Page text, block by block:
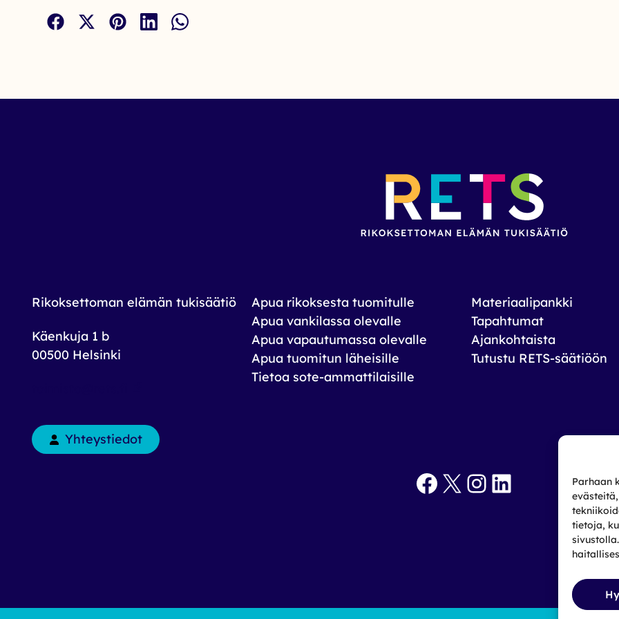
Parhaan
tietoja,
Rikoksettoman elämän tukisäätiö
Käenkuja 1 b
00500 Helsinki
Yhteystiedot
Apua rikoksesta tuomitulle
Apua vankilassa olevalle
Apua vapautumassa olevalle
Apua tuomitun läheisille
Tietoa sote-ammattilaisille
Materiaalipankki
Tapahtumat
Ajankohtaista
Tutustu RETS-säätiöön
Facebook
X Instagram
LinkedIn